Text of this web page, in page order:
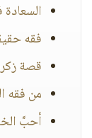
فقه
قصة
من فقه
أحبَّ